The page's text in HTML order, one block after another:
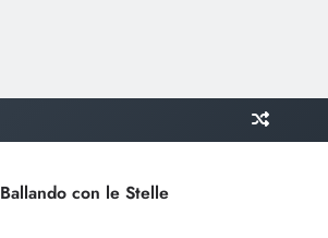
Ballando con le Stelle